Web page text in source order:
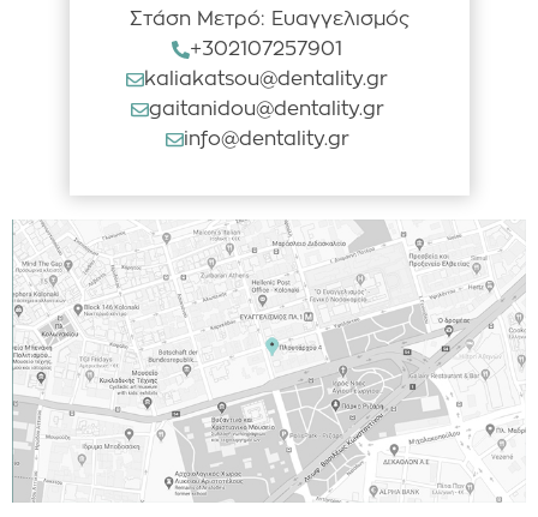
Στάση Μετρό: Ευαγγελισμός
+302107257901
kaliakatsou@dentality.gr
gaitanidou@dentality.gr
info@dentality.gr